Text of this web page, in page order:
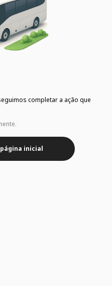
completar a ação que
inicial